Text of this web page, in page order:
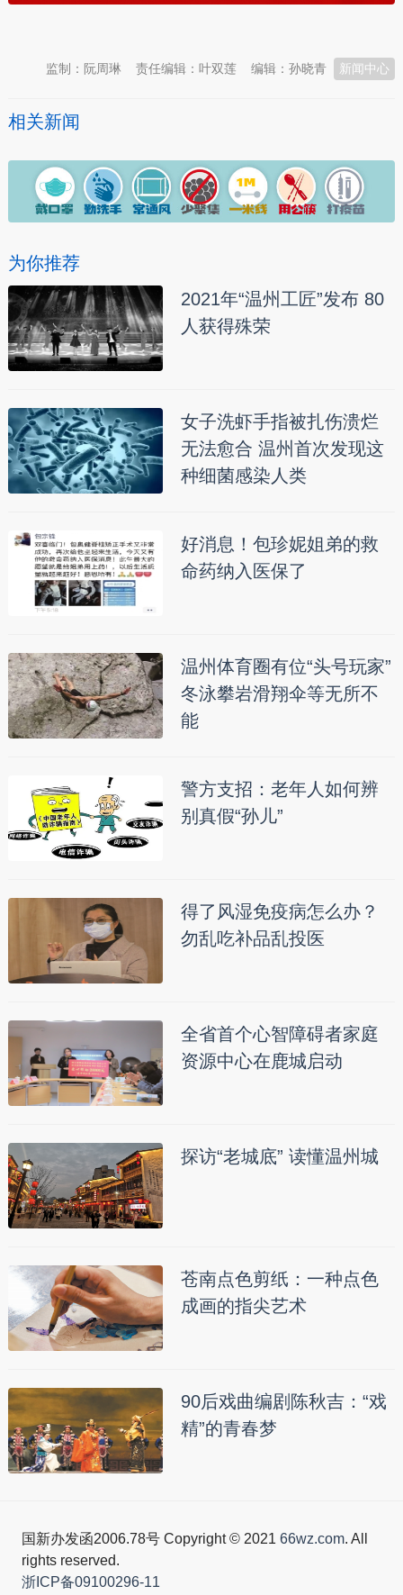
新闻中心
编辑：孙晓青
责任编辑：叶双莲
监制：阮周琳
相关新闻
为你推荐
2021年“温州工匠”发布 80
人获得殊荣
女子洗虾手指被扎伤溃烂
无法愈合 温州首次发现这
种细菌感染人类
好消息！包珍妮姐弟的救
命药纳入医保了
温州体育圈有位“头号玩家”
冬泳攀岩滑翔伞等无所不
能
警方支招：老年人如何辨
别真假“孙儿”
得了风湿免疫病怎么办？
勿乱吃补品乱投医
全省首个心智障碍者家庭
资源中心在鹿城启动
探访“老城底” 读懂温州城
苍南点色剪纸：一种点色
成画的指尖艺术
90后戏曲编剧陈秋吉：“戏
精”的青春梦
国新办发函2006.78号 Copyright © 2021 66wz.com. All
rights reserved.
浙ICP备09100296-11